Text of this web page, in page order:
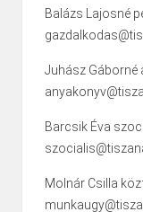
Balázs Lajosné
Juhász Gáborné
Barcsik Éva
Molnár Csilla